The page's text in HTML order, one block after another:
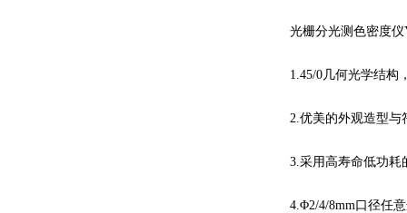
光栅分光测色密度仪
1.45/0几何光学结构
2.优美的外观造型与
3.采用高寿命低功耗
4.Φ2/4/8mm口径任